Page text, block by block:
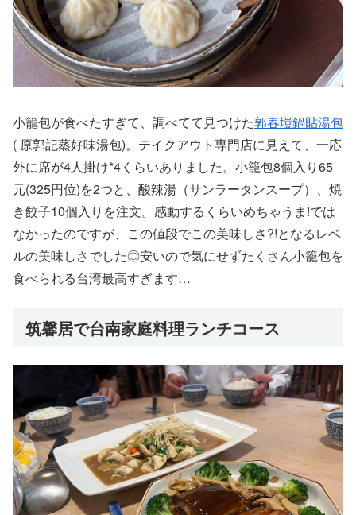
小籠包が食べたすぎて、調べてて見つけた郭春塏鍋貼湯包
( 原郭記蒸好味湯包)。テイクアウト専門店に見えて、一応
外に席が4人掛け*4くらいありました。小籠包8個入り65
元(325円位)を2つと、酸辣湯（サンラータンスープ）、焼
き餃子10個入りを注文。感動するくらいめちゃうま!では
なかったのですが、この値段でこの美味しさ?!となるレベ
ルの美味しさでした◎安いので気にせずたくさん小籠包を
食べられる台湾最高すぎます…
筑馨居で台南家庭料理ランチコース